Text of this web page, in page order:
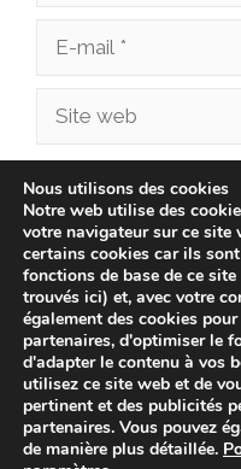
Site
Enregistrer mon
dans le navigateur
commentaire.
Nous utilisons des cookies
Notre web utilise des
votre navigateur sur ce
certains cookies car ils
fonctions de base de ce
trouvés ici) et, avec votre
également des cookies
partenaires, d'optimiser le
d'adapter le contenu à vos
utilisez ce site web et de
pertinent et des publicités
partenaires. Vous pouvez
de manière plus détaillée.